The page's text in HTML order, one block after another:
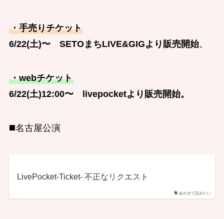
・手売りチケット
6/22(土)〜
SETOまちLIVE&GIGより販売開始。
・webチケット
6/22(土)12:00〜 livepocketより販売開始。
◼️名古屋公演
あわせて読みたい
LivePocket-Ticket- 不正なリクエスト